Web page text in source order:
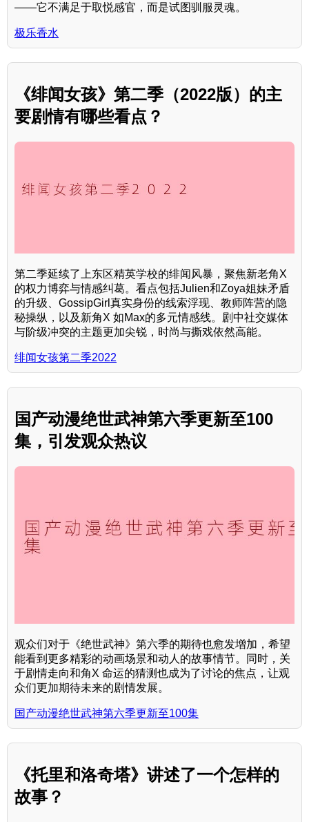
——它不满足于取悦感官，而是试图驯服灵魂。
极乐香水
《绯闻女孩》第二季（2022版）的主
要剧情有哪些看点？
第二季延续了上东区精英学校的绯闻风暴，聚焦新老角X
的权力博弈与情感纠葛。看点包括Julien和Zoya姐妹矛盾
的升级、GossipGirl真实身份的线索浮现、教师阵营的隐
秘操纵，以及新角X 如Max的多元情感线。剧中社交媒体
与阶级冲突的主题更加尖锐，时尚与撕戏依然高能。
绯闻女孩第二季2022
国产动漫绝世武神第六季更新至100
集，引发观众热议
观众们对于《绝世武神》第六季的期待也愈发增加，希望
能看到更多精彩的动画场景和动人的故事情节。同时，关
于剧情走向和角X 命运的猜测也成为了讨论的焦点，让观
众们更加期待未来的剧情发展。
国产动漫绝世武神第六季更新至100集
《托里和洛奇塔》讲述了一个怎样的
故事？